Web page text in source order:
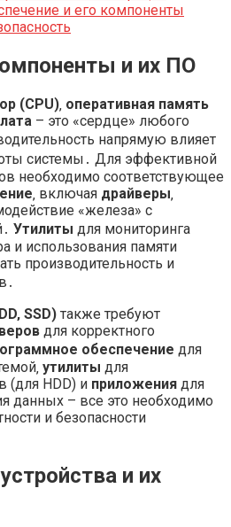
и его компоненты
и их ПО
(CPU) оперативная память
– это «сердце» любого
напрямую влияет
системы․ Для эффективной
необходимо соответствующее
‚ включая драйверы
«железа» с
Утилиты для мониторинга
и использования памяти
производительность и
SSD) также требуют
для корректного
обеспечение для
утилиты для
(для HDD) и приложения для
данных – все это необходимо
и безопасности
и их